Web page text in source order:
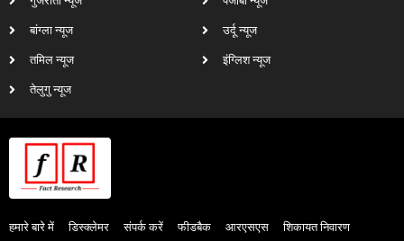
बांग्ला न्यूज
तमिल न्यूज
तेलुगु न्यूज
उर्दू न्यूज
इंग्लिश न्यूज
हमारे बारे में डिस्क्लेमर संपर्क करें फीडबैक आरएसएस शिकायत निवारण